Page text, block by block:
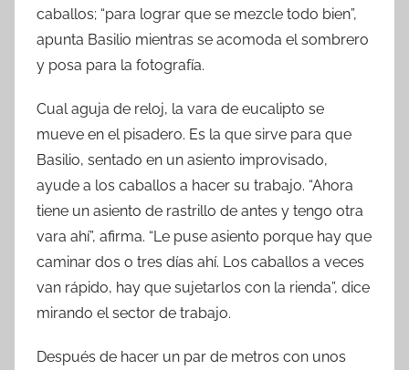
caballos; “para lograr que se mezcle todo bien”,
apunta Basilio mientras se acomoda el sombrero
y posa para la fotografía.
Cual aguja de reloj, la vara de eucalipto se
mueve en el pisadero. Es la que sirve para que
Basilio, sentado en un asiento improvisado,
ayude a los caballos a hacer su trabajo. “Ahora
tiene un asiento de rastrillo de antes y tengo otra
vara ahí”, afirma. “Le puse asiento porque hay que
caminar dos o tres días ahí. Los caballos a veces
van rápido, hay que sujetarlos con la rienda”, dice
mirando el sector de trabajo.
Después de hacer un par de metros con unos